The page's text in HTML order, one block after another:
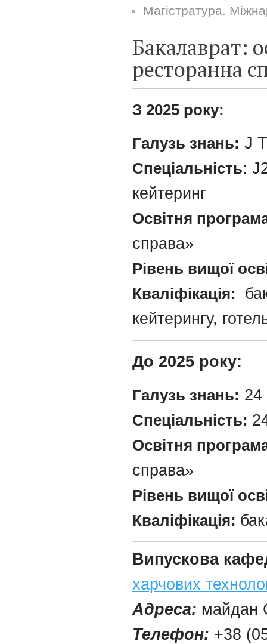
Магістратура.
Бакалаврат:
ресторанна
З 2025 року:
Галузь знань: J
Спеціальність:
кейтеринг
Освітня
справа»
Рівень вищої
Кваліфікація:
кейтерингу,
До 2025 року:
Галузь знань: 24
Спеціальність:
Освітня
справа»
Рівень вищої
Кваліфікація:
Випускова
харчових
Адреса: майдан
Телефон: +38